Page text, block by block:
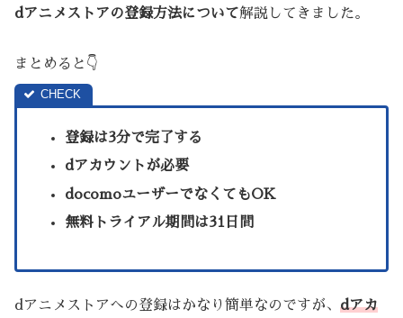
dアニメストアの登録方法について解説してきました。
まとめると👇
登録は3分で完了する
dアカウントが必要
docomoユーザーでなくてもOK
無料トライアル期間は31日間
dアニメストアへの登録はかなり簡単なのですが、 dアカ